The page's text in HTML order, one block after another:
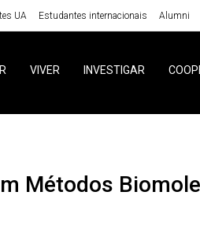
UA Estudantes internacionais Alumni
VIVER INVESTIGAR
Métodos